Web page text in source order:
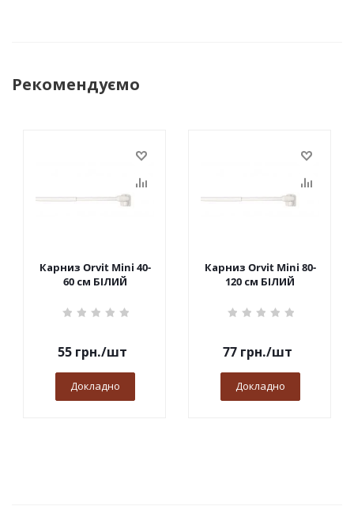
Рекомендуємо
Карниз Orvit Mini 40-
60 см БІЛИЙ
55грн./шт
Докладно
Карниз Orvit Mini 80-
120 см БІЛИЙ
77грн./шт
Докладно